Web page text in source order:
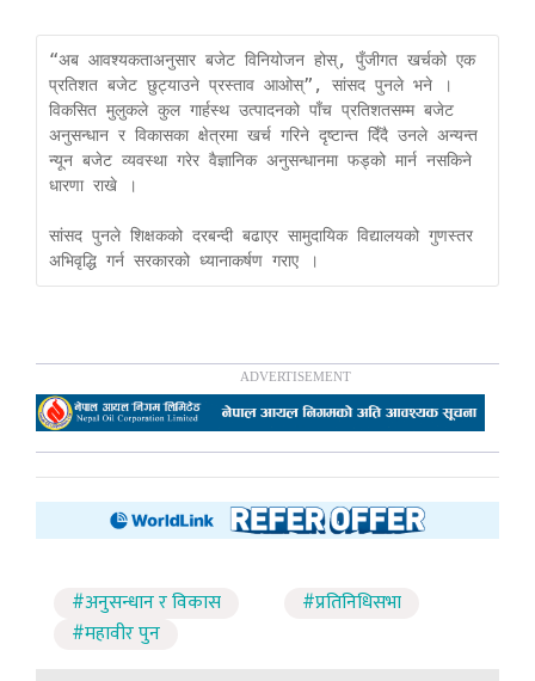
“अब आवश्यकताअनुसार बजेट विनियोजन होस्, पुँजीगत खर्चको एक
प्रतिशत बजेट छुट्याउने प्रस्ताव आओस्”, सांसद पुनले भने ।
विकसित मुलुकले कुल गार्हस्थ उत्पादनको पाँच प्रतिशतसम्म बजेट
अनुसन्धान र विकासका क्षेत्रमा खर्च गरिने दृष्टान्त दिँदै उनले अन्यन्त
न्यून बजेट व्यवस्था गरेर वैज्ञानिक अनुसन्धानमा फड्को मार्न नसकिने
धारणा राखे ।
सांसद पुनले शिक्षकको दरबन्दी बढाएर सामुदायिक विद्यालयको गुणस्तर
अभिवृद्धि गर्न सरकारको ध्यानाकर्षण गराए ।
#अनुसन्धान र विकास
#प्रतिनिधिसभा
#महावीर पुन